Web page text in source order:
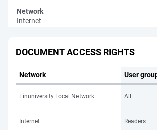
Network
Internet
DOCUMENT ACCESS RIGHTS
Network User
Finuniversity Local Network All
Internet Readers